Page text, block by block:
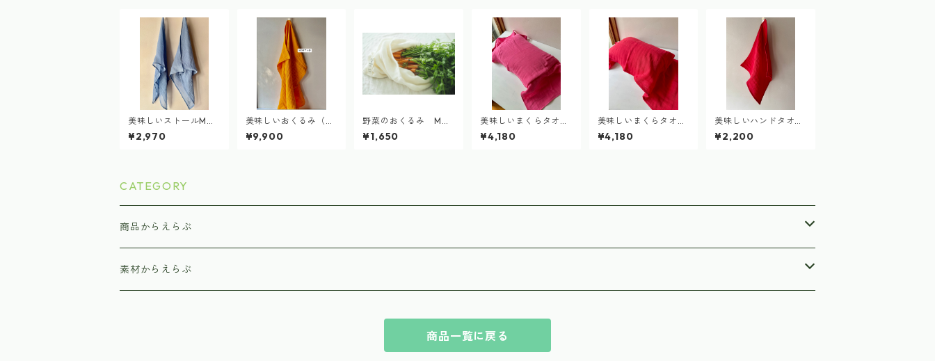
美味しいストールM
（2025ブルーベリー
染め）delicious gauz
¥2,970
美味しいおくるみ（2
025雪下人参染め）de
licious blanket
¥9,900
野菜のおくるみ Mサ
イズ vegetable swad
dle
¥1,650
美味しいまくらタオル
（2024nonomamaビ
ーツ染め）delicious p
¥4,180
美味しいまくらタオル
（2025nonomamaビ
ーツ染め）delicious p
¥4,180
美味しいハンドタオル
（2025nonomamaビ
ーツ染め） delicious
¥2,200
CATEGORY
商品からえらぶ
美味しいおくるみ（ブランケット）
素材からえらぶ
商品一覧に戻る